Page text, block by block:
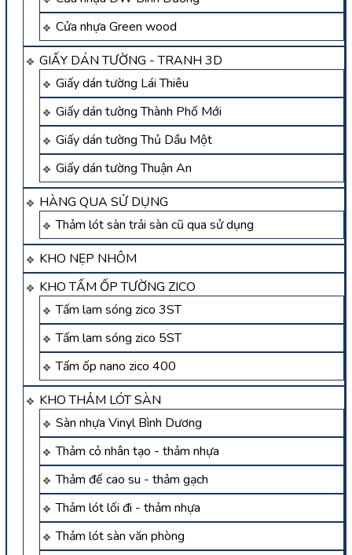
Cửa nhựa Green wood
GIẤY DÁN TƯỜNG - TRANH 3D
Giấy dán tường Lái Thiêu
Giấy dán tường Thành Phố Mới
Giấy dán tường Thủ Dầu Một
Giấy dán tường Thuận An
HÀNG QUA SỬ DỤNG
Thảm lót sàn trải sàn cũ qua sử dụng
KHO NẸP NHÔM
KHO TẤM ỐP TƯỜNG ZICO
Tấm lam sóng zico 3ST
Tấm lam sóng zico 5ST
Tấm ốp nano zico 400
KHO THẢM LÓT SÀN
Sàn nhựa Vinyl Bình Dương
Thảm cỏ nhân tạo - thảm nhựa
Thảm đế cao su - thảm gạch
Thảm lót lối đi - thảm nhựa
Thảm lót sàn văn phòng